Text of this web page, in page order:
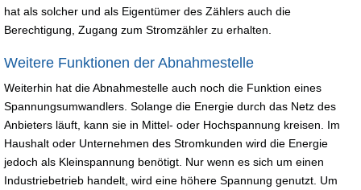
hat als solcher und als Eigentümer des Zählers auch die
Berechtigung, Zugang zum Stromzähler zu erhalten.
Weitere Funktionen der Abnahmestelle
Weiterhin hat die Abnahmestelle auch noch die Funktion eines
Spannungsumwandlers. Solange die Energie durch das Netz des
Anbieters läuft, kann sie in Mittel- oder Hochspannung kreisen. Im
Haushalt oder Unternehmen des Stromkunden wird die Energie
jedoch als Kleinspannung benötigt. Nur wenn es sich um einen
Industriebetrieb handelt, wird eine höhere Spannung genutzt. Um